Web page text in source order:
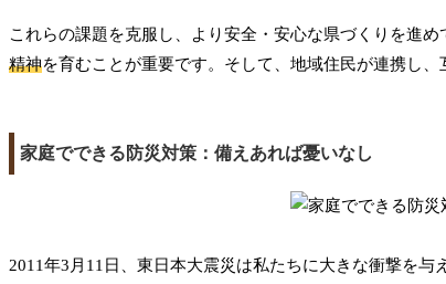
これらの課題を克服し、より安全・安心な県づくりを進
精神を育むことが重要です。そして、地域住民が連携し、
家庭でできる防災対策：備えあれば憂いなし
2011年3月11日、東日本大震災は私たちに大きな衝撃を